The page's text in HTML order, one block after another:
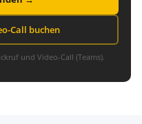
Call buchen
und Video-Call (Teams).